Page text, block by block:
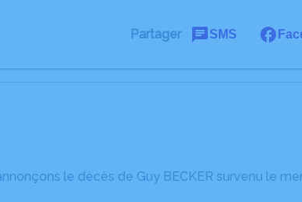
Partager SMS
le décès de Guy BECKER survenu le